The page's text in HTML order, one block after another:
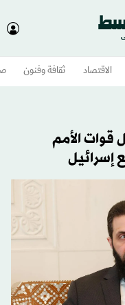
الاقتصاد ثقافة وفنون
قوات الأمم
إسرائيل